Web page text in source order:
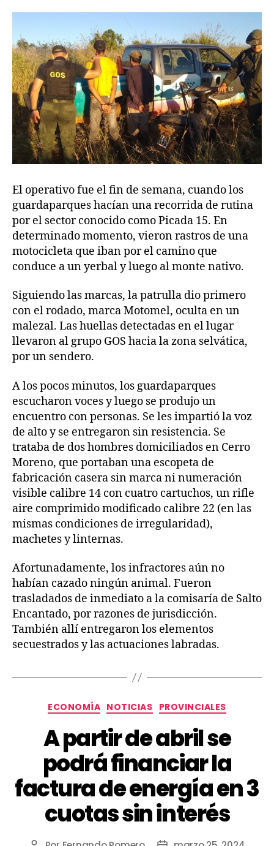
El operativo fue el fin de semana, cuando los
guardaparques hacían una recorrida de rutina
por el sector conocido como Picada 15. En
determinado momento, vieron rastros de una
motocicleta que iban por el camino que
conduce a un yerbal y luego al monte nativo.
Siguiendo las marcas, la patrulla dio primero
con el rodado, marca Motomel, oculta en un
malezal. Las huellas detectadas en el lugar
llevaron al grupo GOS hacia la zona selvática,
por un sendero.
A los pocos minutos, los guardaparques
escucharon voces y luego se produjo un
encuentro con personas. Se les impartió la voz
de alto y se entregaron sin resistencia. Se
trataba de dos hombres domiciliados en Cerro
Moreno, que portaban una escopeta de
fabricación casera sin marca ni numeración
visible calibre 14 con cuatro cartuchos, un rifle
aire comprimido modificado calibre 22 (en las
mismas condiciones de irregularidad),
machetes y linternas.
Afortunadamente, los infractores aún no
habían cazado ningún animal. Fueron
trasladados de inmediato a la comisaría de Salto
Encantado, por razones de jurisdicción.
También allí entregaron los elementos
secuestrados y las actuaciones labradas.
ECONOMÍA NOTICIAS PROVINCIALES
A partir de abril se
podrá financiar la
factura de energía en 3
cuotas sin interés